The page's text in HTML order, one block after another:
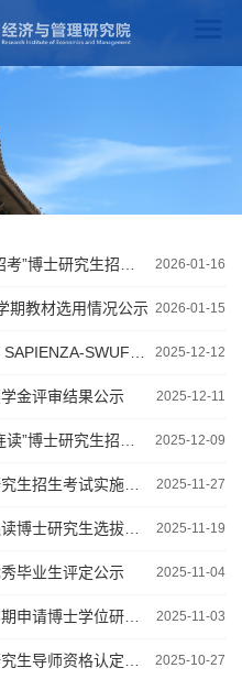
2026-01-16
2026-01-15
期教材选用情况公示
2025-12-12
2025-12-11
金评审结果公示
2025-12-09
2025-11-27
2025-11-19
2025-11-04
毕业生评定公示
2025-11-03
2025-10-27